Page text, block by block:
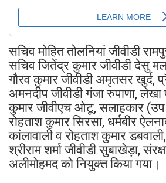
सचिव मोहित तोलनियां जीवीडी
सचिव जितेंद्र कुमार जीवीडी देसु
गौरव कुमार जीवीडी अमृतसर खुर्द,
अमनदीप जीवीडी गंजा रुपाणा, लेखा
कुमार जीवीएच ओटू, सलाहकार
रोहताश कुमार सिरसा, धर्मबीर
कांलावाली व रोहताश कुमार
श्रीराम शर्मा जीवीडी सुबाखेड़ा,
अलीमोहमद को नियुक्त किया गया।